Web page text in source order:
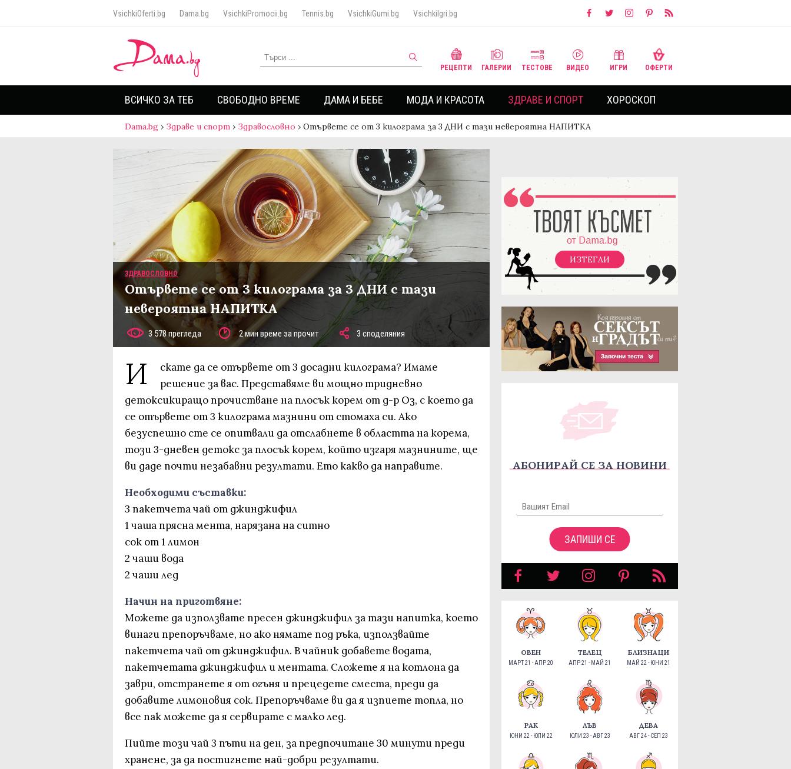
VsichkiOferti.bg Dama.bg VsichkiPromocii.bg Tennis.bg VsichkiGumi.bg VsichkiIgri.bg
РЕЦЕПТИ ГАЛЕРИИ ТЕСТОВЕ ВИДЕО ИГРИ ОФЕРТИ
ВСИЧКО ЗА ТЕБ СВОБОДНО ВРЕМЕ ДАМА И БЕБЕ МОДА И КРАСОТА ЗДРАВЕ И СПОРТ ХОРОСКОП
Dama.bg › Здраве и спорт › Здравословно › Отървете се от 3 килограма за 3 ДНИ с тази невероятна НАПИТКА
ЗДРАВОСЛОВНО
Отървете се от 3 килограма за 3 ДНИ с тази
невероятна НАПИТКА
3 578 прегледа 2 мин време за прочит 3 споделяния
И
скате да се отървете от 3 досадни килограма? Имаме
решение за вас. Представяме ви мощно тридневно
детоксикиращо прочистване на плосък корем от д-р Оз, с което да
се отървете от 3 килограма мазнини от стомаха си. Ако
безуспешно сте се опитвали да отслабнете в областта на корема,
този 3-дневен детокс за плосък корем, който изгаря мазнините, ще
ви даде почти незабавни резултати. Ето какво да направите.
Необходими съставки:
3 пакетчета чай от джинджифил
1 чаша прясна мента, нарязана на ситно
сок от 1 лимон
2 чаши вода
2 чаши лед
Начин на приготвяне:
Можете да използвате пресен джинджифил за тази напитка, което
винаги препоръчваме, но ако нямате под ръка, използвайте
пакетчета чай от джинджифил. В чайник добавете водата,
пакетчетата джинджифил и ментата. Сложете я на котлона да
заври, отстранете я от огъня и прецедете сместа, преди да
добавите лимоновия сок. Препоръчваме ви да я изпиете топла, но
все пак можете да я сервирате с малко лед.
Пийте този чай 3 пъти на ден, за предпочитане 30 минути преди
хранене, за да постигнете най-добри резултати.
ИЗТЕГЛИ
АБОНИРАЙ СЕ ЗА НОВИНИ
ЗАПИШИ СЕ
ОВЕН
МАРТ 21 - АПР 20
ТЕЛЕЦ
АПР 21 - МАЙ 21
БЛИЗНАЦИ
МАЙ 22 - ЮНИ 21
РАК
ЮНИ 22 - ЮЛИ 22
ЛЪВ
ЮЛИ 23 - АВГ 23
ДЕВА
АВГ 24 - СЕП 23